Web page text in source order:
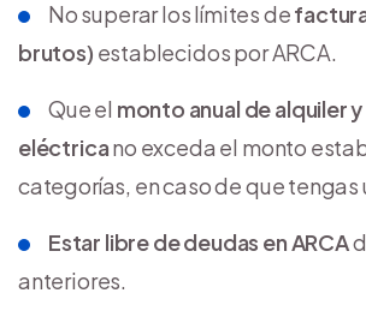
No superar los límites de
brutos) establecidos por ARCA.
Que el monto anual de alquiler
eléctricano exceda el monto
categorías, en caso de que tengas
Estar libre de deudas en ARCA
anteriores.